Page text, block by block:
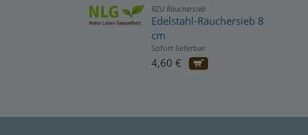
RZU Räuchersieb
Edelstahl-Räuchersieb 8
cm
Sofort lieferbar
4,60 €